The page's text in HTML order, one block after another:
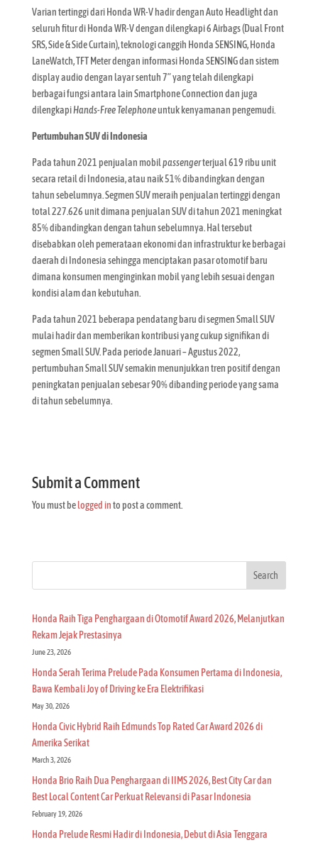
Varian tertinggi dari Honda WR-V hadir dengan Auto Headlight dan
seluruh fitur di Honda WR-V dengan dilengkapi 6 Airbags (Dual Front
SRS, Side & Side Curtain), teknologi canggih Honda SENSING, Honda
LaneWatch, TFT Meter dengan informasi Honda SENSING dan sistem
display audio dengan layar sentuh 7” yang telah dilengkapi
berbagai fungsi antara lain Smartphone Connection dan juga
dilengkapiHands-Free Telephoneuntuk kenyamanan pengemudi.
Pertumbuhan SUV di Indonesia
Pada tahun 2021 penjualan mobilpassengerterjual 619 ribu unit
secara retail di Indonesia, atau naik 51% dibandingkan dengan
tahun sebelumnya. Segmen SUV meraih penjualan tertinggi dengan
total 227.626 unit dimana penjualan SUV di tahun 2021 meningkat
85% dibandingkan dengan tahun sebelumnya. Hal tersebut
disebabkan oleh pemerataan ekonomi dan infrastruktur ke berbagai
daerah di Indonesia sehingga menciptakan pasar otomotif baru
dimana konsumen menginginkan mobil yang lebih sesuai dengan
kondisi alam dan kebutuhan.
Pada tahun 2021 beberapa pendatang baru di segmen Small SUV
mulai hadir dan memberikan kontribusi yang cukup signifikan di
segmen Small SUV. Pada periode Januari – Agustus 2022,
pertumbuhan Small SUV semakin menunjukkan tren positif dengan
peningkatan penjualan sebesar 90% dibanding periode yang sama
di tahun sebelumnya.
Submit a Comment
You must belogged into post a comment.
Search
Honda Raih Tiga Penghargaan di Otomotif Award 2026, Melanjutkan
Rekam Jejak Prestasinya
June 23, 2026
Honda Serah Terima Prelude Pada Konsumen Pertama di Indonesia,
Bawa Kembali Joy of Driving ke Era Elektrifikasi
May 30, 2026
Honda Civic Hybrid Raih Edmunds Top Rated Car Award 2026 di
Amerika Serikat
March 3, 2026
Honda Brio Raih Dua Penghargaan di IIMS 2026, Best City Car dan
Best Local Content Car Perkuat Relevansi di Pasar Indonesia
February 19, 2026
Honda Prelude Resmi Hadir di Indonesia, Debut di Asia Tenggara